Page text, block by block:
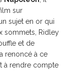
sur
sujet en or qui
sommets, Ridley
et de
renoncé à ce
à rendre compte